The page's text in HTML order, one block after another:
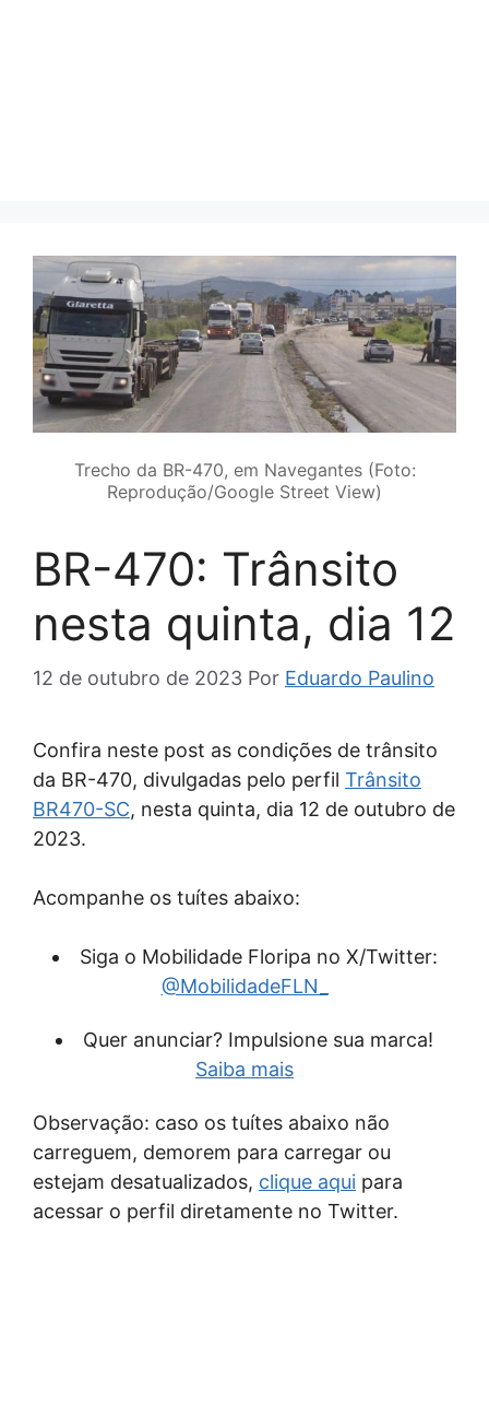
Trecho da BR-470, em Navegantes (Foto:
Reprodução/Google Street View)
BR-470: Trânsito
nesta quinta, dia 12
12 de outubro de 2023 Por Eduardo Paulino
Confira neste post as condições de trânsito
da BR-470, divulgadas pelo perfil Trânsito
BR470-SC, nesta quinta, dia 12 de outubro de
2023.
Acompanhe os tuítes abaixo:
Siga o Mobilidade Floripa no X/Twitter:
@MobilidadeFLN_
Quer anunciar? Impulsione sua marca!
Saiba mais
Observação: caso os tuítes abaixo não
carreguem, demorem para carregar ou
estejam desatualizados, clique aqui para
acessar o perfil diretamente no Twitter.